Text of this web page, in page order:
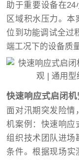
助于重要设备在24
区域积水压力。
位到功能调试全过
端工况下的设备质
快速响应式启闭
面对汛期突发险情
机案例：快速响应
组织技术团队进场
条件。根据现场实